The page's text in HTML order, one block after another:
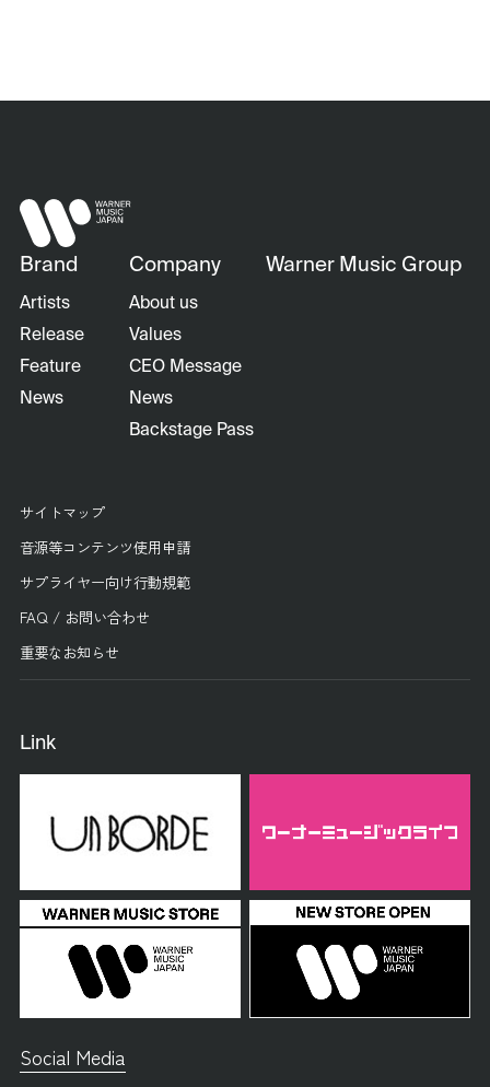
Brand
Artists
Release
Feature
News
Company
About us
Values
CEO Message
News
Backstage Pass
Warner Music Group
サイトマップ
音源等コンテンツ使用申請
サプライヤー向け行動規範
FAQ / お問い合わせ
重要なお知らせ
Link
Social Media